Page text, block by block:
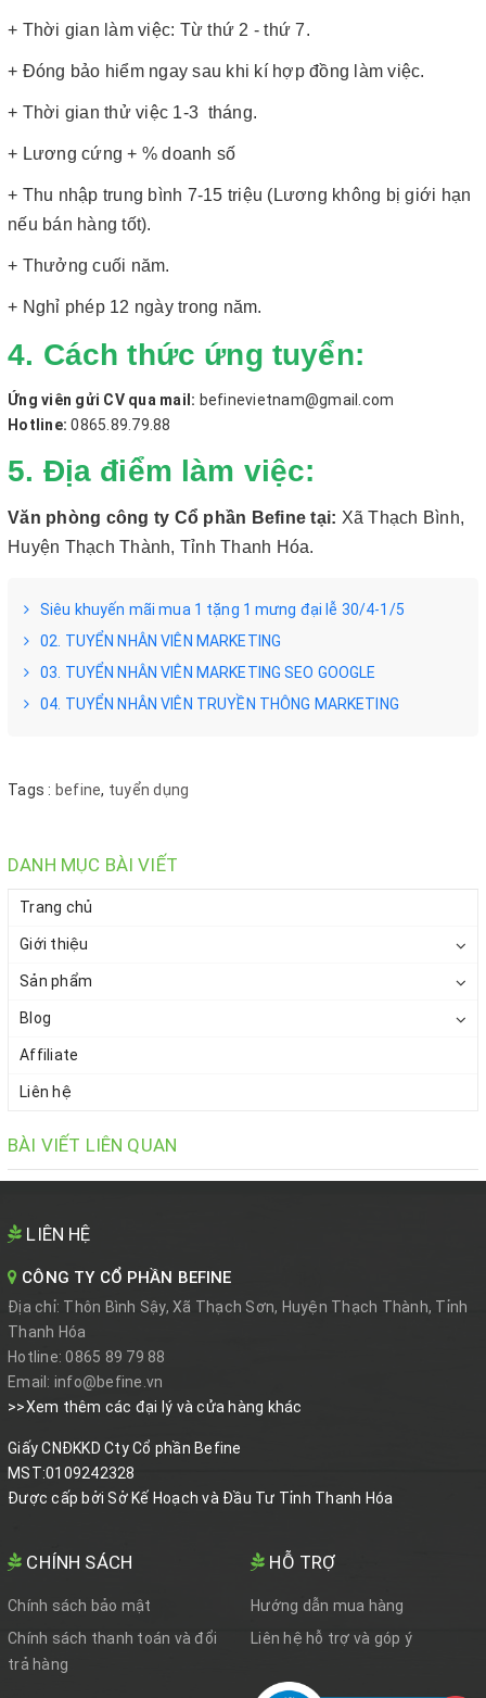
+ Thời gian làm việc: Từ thứ 2 - thứ 7.
+ Đóng bảo hiểm ngay sau khi kí hợp đồng làm việc.
+ Thời gian thử việc 1-3 tháng.
+ Lương cứng + % doanh số
+ Thu nhập trung bình 7-15 triệu (Lương không bị giới hạn
nếu bán hàng tốt).
+ Thưởng cuối năm.
+ Nghỉ phép 12 ngày trong năm.
4. Cách thức ứng tuyển:
Ứng viên gửi CV qua mail: befinevietnam@gmail.com
Hotline: 0865.89.79.88
5. Địa điểm làm việc:
Văn phòng công ty Cổ phần Befine tại: Xã Thạch Bình,
Huyện Thạch Thành, Tỉnh Thanh Hóa.
Siêu khuyến mãi mua 1 tặng 1 mưng đại lễ 30/4-1/5
02. TUYỂN NHÂN VIÊN MARKETING
03. TUYỂN NHÂN VIÊN MARKETING SEO GOOGLE
04. TUYỂN NHÂN VIÊN TRUYỀN THÔNG MARKETING
Tags : befine, tuyển dụng
DANH MỤC BÀI VIẾT
Trang chủ
Giới thiệu
Sản phẩm
Blog
Affiliate
Liên hệ
BÀI VIẾT LIÊN QUAN
LIÊN HỆ
CÔNG TY CỔ PHẦN BEFINE
Địa chỉ: Thôn Bình Sậy, Xã Thạch Sơn, Huyện Thạch Thành, Tỉnh
Thanh Hóa
Hotline: 0865 89 79 88
Email: info@befine.vn
>>Xem thêm các đại lý và cửa hàng khác
Giấy CNĐKKD Cty Cổ phần Befine
MST:0109242328
Được cấp bởi Sở Kế Hoạch và Đầu Tư Tỉnh Thanh Hóa
CHÍNH SÁCH
Chính sách bảo mật
Chính sách thanh toán và đổi
trả hàng
HỖ TRỢ
Hướng dẫn mua hàng
Liên hệ hỗ trợ và góp ý